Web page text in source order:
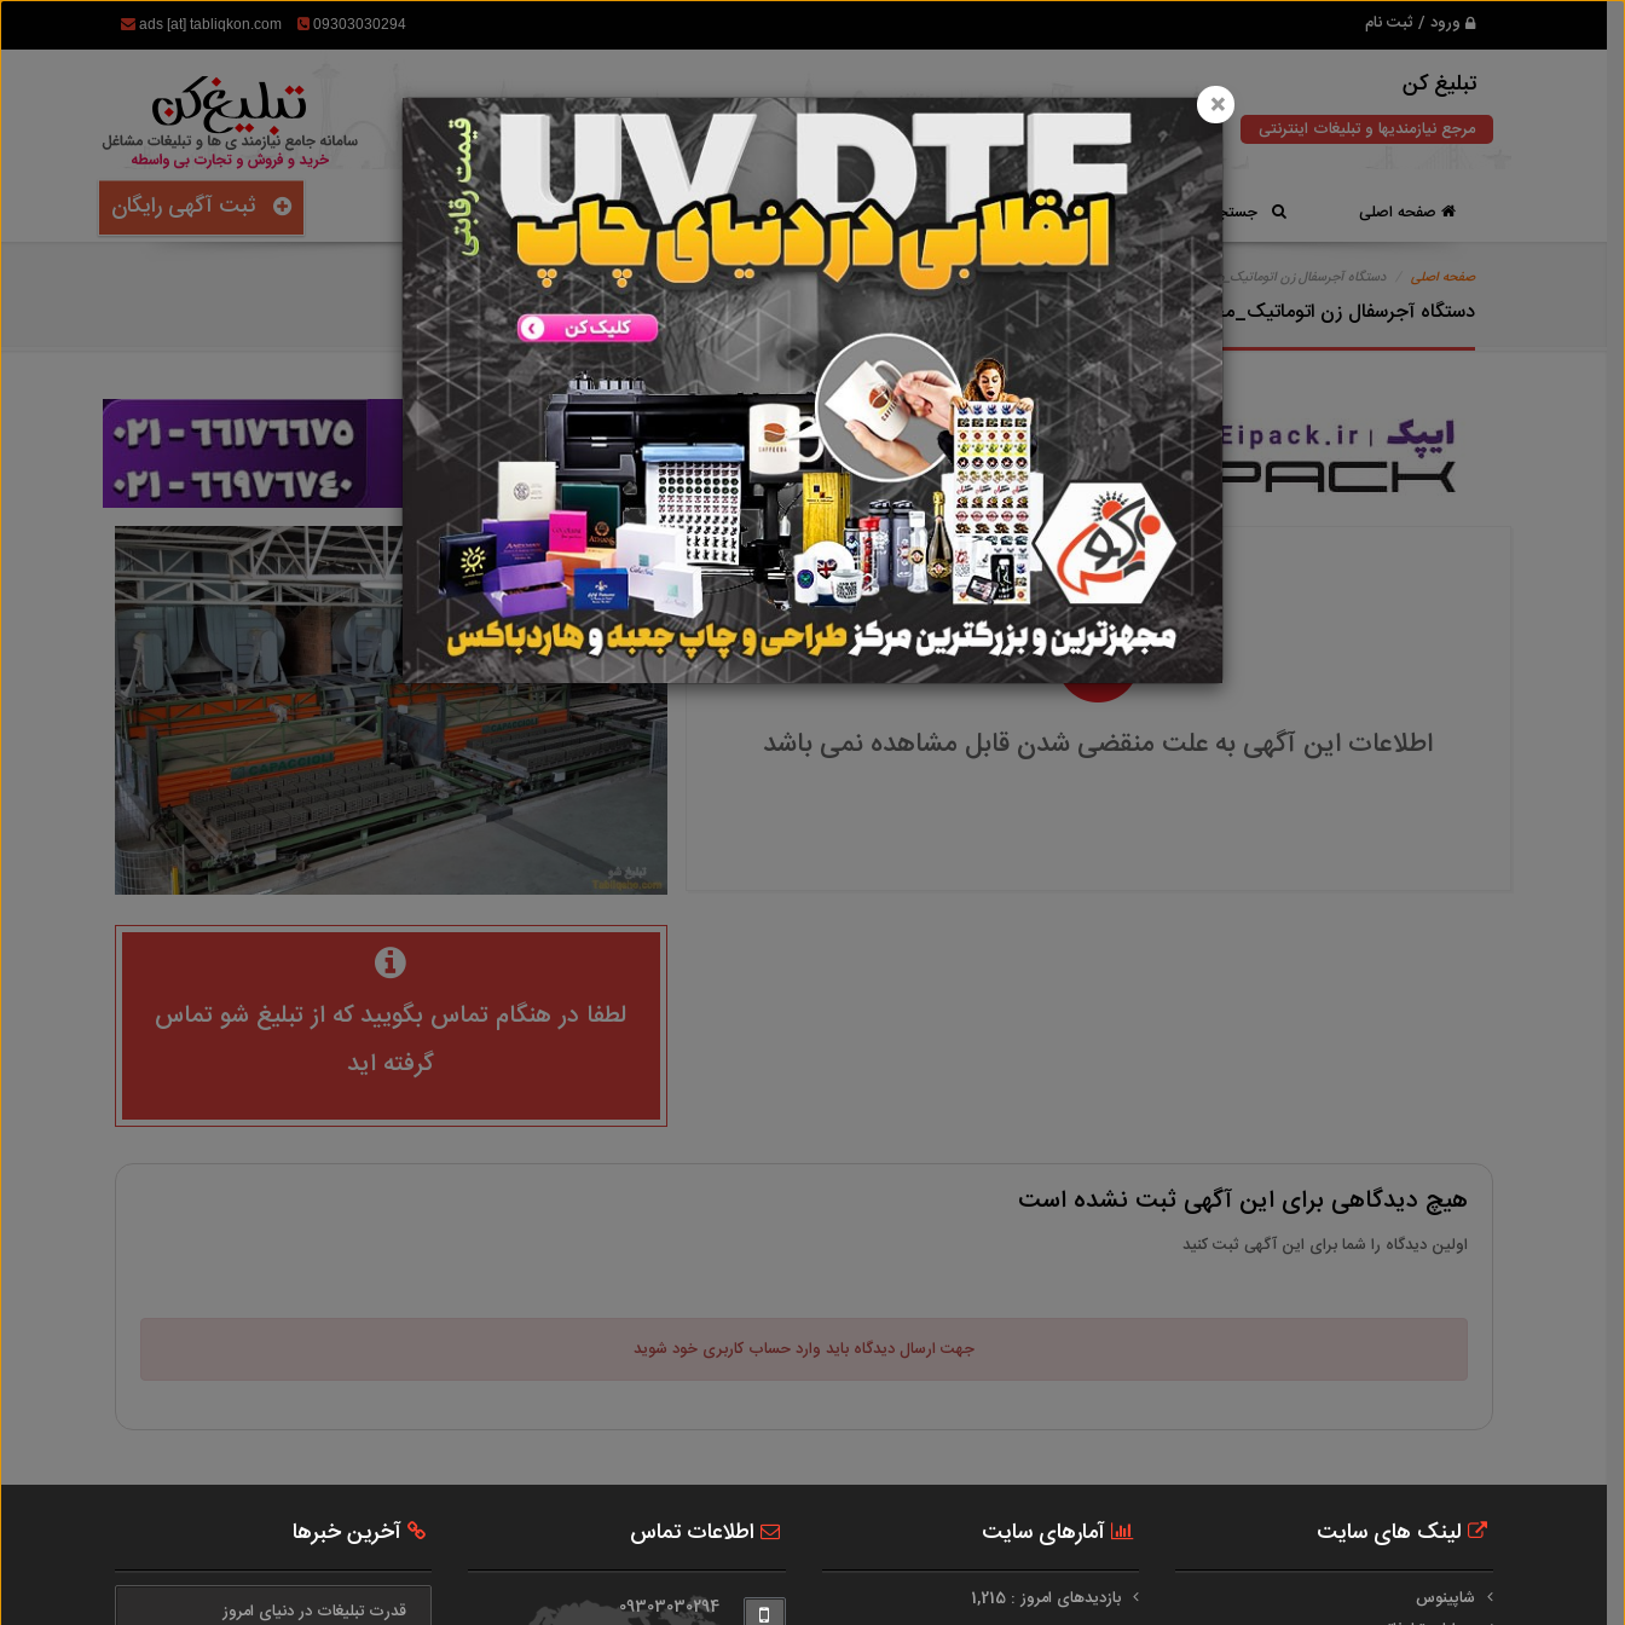
ورود / ثبت نام ads [at] tabliqkon.com 09303030294
تبلیغ کن
مرجع نیازمندیها و تبلیغات اینترنتی
صفحه اصلی جستجوی سریع تعرفه آگهی ها خبرهای سایت تماس با ما ثبت آگهی رایگان
صفحه اصلی دستگاه آجرسفال زن اتوماتیک_مخترعان تبریز
دستگاه آجرسفال زن اتوماتیک_مخترعان تبریز
اطلاعات این آگهی به علت منقضی شدن قابل مشاهده نمی باشد
لطفا در هنگام تماس بگویید که از تبلیغ شو تماس
گرفته اید
هیچ دیدگاهی برای این آگهی ثبت نشده است
اولین دیدگاه را شما برای این آگهی ثبت کنید
جهت ارسال دیدگاه باید وارد حساب کاربری خود شوید
لینک های سایت
شاپینوس
آمارهای سایت
بازدیدهای امروز : 1,215
اطلاعات تماس
09303030294
آخرین خبرها
قدرت تبلیغات در دنیای امروز
×